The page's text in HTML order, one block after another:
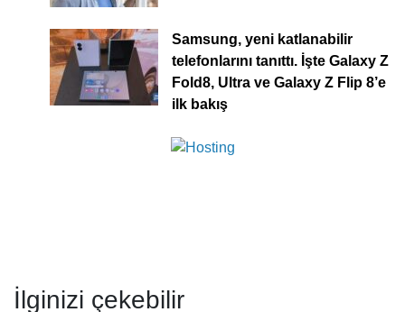
Samsung, yeni katlanabilir
telefonlarını tanıttı. İşte Galaxy Z
Fold8, Ultra ve Galaxy Z Flip 8’e
ilk bakış
İlginizi çekebilir